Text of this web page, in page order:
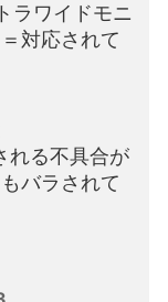
ラワイドモニ
対応されて
れる不具合が
バラされて